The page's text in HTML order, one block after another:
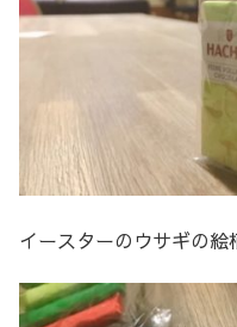
イースターのウサギの絵